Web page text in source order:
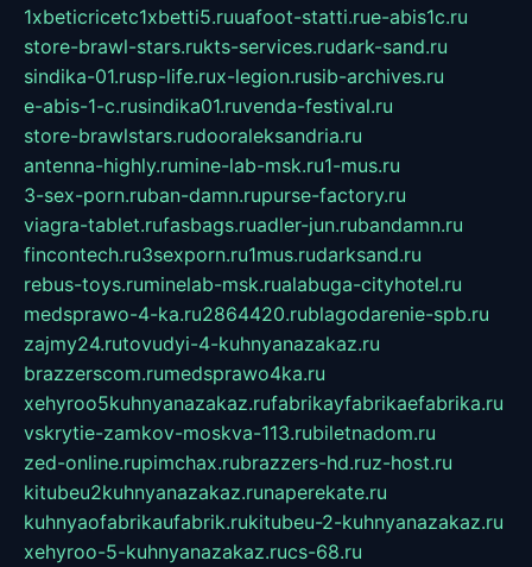
1xbeticricetc1xbetti5.ruuafoot-statti.rue-abis1c.ru
store-brawl-stars.rukts-services.rudark-sand.ru
sindika-01.rusp-life.rux-legion.rusib-archives.ru
e-abis-1-c.rusindika01.ruvenda-festival.ru
store-brawlstars.rudooraleksandria.ru
antenna-highly.rumine-lab-msk.ru1-mus.ru
3-sex-porn.ruban-damn.rupurse-factory.ru
viagra-tablet.rufasbags.ruadler-jun.rubandamn.ru
fincontech.ru3sexporn.ru1mus.rudarksand.ru
rebus-toys.ruminelab-msk.rualabuga-cityhotel.ru
medsprawo-4-ka.ru2864420.rublagodarenie-spb.ru
zajmy24.rutovudyi-4-kuhnyanazakaz.ru
brazzerscom.rumedsprawo4ka.ru
xehyroo5kuhnyanazakaz.rufabrikayfabrikaefabrika.ru
vskrytie-zamkov-moskva-113.rubiletnadom.ru
zed-online.rupimchax.rubrazzers-hd.ruz-host.ru
kitubeu2kuhnyanazakaz.runaperekate.ru
kuhnyaofabrikaufabrik.rukitubeu-2-kuhnyanazakaz.ru
xehyroo-5-kuhnyanazakaz.rucs-68.ru